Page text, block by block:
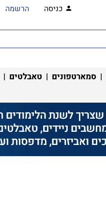
כניסה הרשמה
| סמארטפונים | טאבלטים |